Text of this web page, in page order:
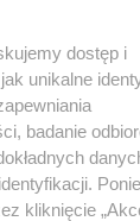
dostęp i
unikalne
badanie
kliknięcie